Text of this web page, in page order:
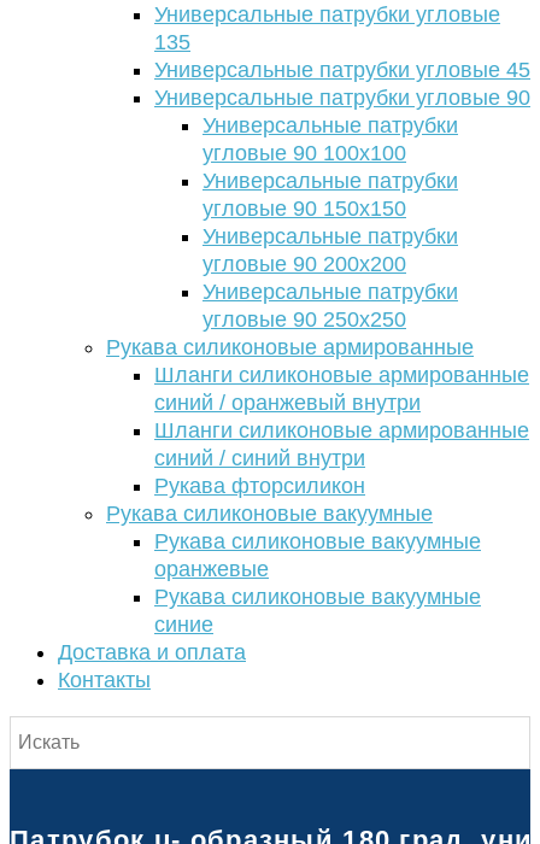
Универсальные патрубки угловые
135
Универсальные патрубки угловые 45
Универсальные патрубки угловые 90
Универсальные патрубки
угловые 90 100х100
Универсальные патрубки
угловые 90 150х150
Универсальные патрубки
угловые 90 200х200
Универсальные патрубки
угловые 90 250х250
Рукава силиконовые армированные
Шланги силиконовые армированные
синий / оранжевый внутри
Шланги силиконовые армированные
синий / синий внутри
Рукава фторсиликон
Рукава силиконовые вакуумные
Рукава силиконовые вакуумные
оранжевые
Рукава силиконовые вакуумные
синие
Доставка и оплата
Контакты